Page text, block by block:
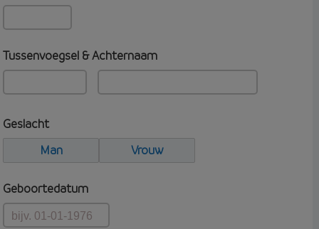
Tussenvoegsel & Achternaam
Geslacht
Man
Vrouw
Geboortedatum